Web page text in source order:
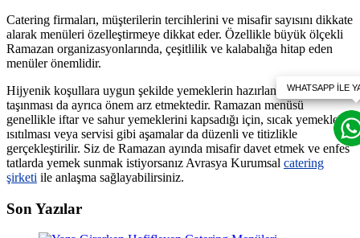
Catering firmaları, müşterilerin tercihlerini ve misafir sayısını dikkate
alarak menüleri özelleştirmeye dikkat eder. Özellikle büyük ölçekli
Ramazan organizasyonlarında, çeşitlilik ve kalabalığa hitap eden
menüler önemlidir.
Hijyenik koşullara uygun şekilde yemeklerin hazırlanması ve
taşınması da ayrıca önem arz etmektedir. Ramazan menüsü
genellikle iftar ve sahur yemeklerini kapsadığı için, sıcak yemeklerin
ısıtılması veya servisi gibi aşamalar da düzenli ve titizlikle
gerçekleştirilir. Siz de Ramazan ayında misafir davet etmek ve enfes
tatlarda yemek sunmak istiyorsanız Avrasya Kurumsal catering
şirketi ile anlaşma sağlayabilirsiniz.
Son Yazılar